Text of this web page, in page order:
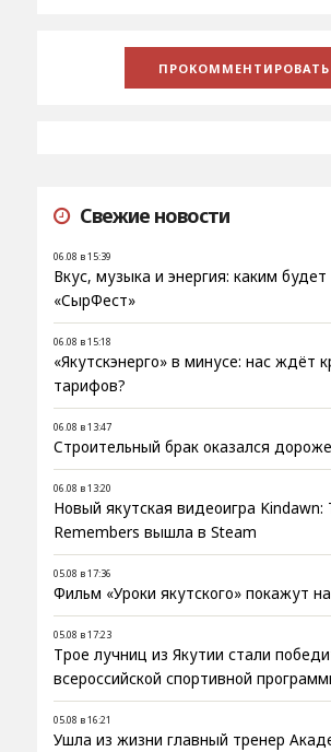
Свежие новости
06.08 в 15:39
Вкус, музыка и энергия: каким будет
«СырФест»
06.08 в 15:18
«Якутскэнерго» в минусе: нас ждёт
тарифов?
06.08 в 13:47
Строительный брак оказался
06.08 в 13:20
Новый якутская видеоигра Kindawn:
Remembers вышла в Steam
05.08 в 17:36
Фильм «Уроки якутского» покажут
05.08 в 17:23
Трое лучниц из Якутии стали
всероссийской спортивной
05.08 в 16:21
Ушла из жизни главный тренер